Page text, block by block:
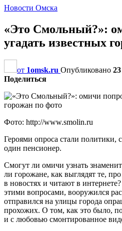
Новости Омска
«Это Смольный?»:
угадать известных
от 1omsk.ru Опубликовано
Поделиться
Фото: http://www.smolin.ru
Героями опроса стали политики,
один пенсионер.
Смогут ли омичи узнать
ли горожане, как выглядят те,
в новостях и читают в
этими вопросами, вооружился
отправился на улицы города
прохожих. О том, как это было,
и с любовью смонтированное